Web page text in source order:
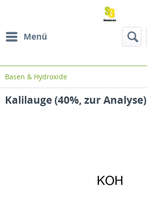
Menü
Basen & Hydroxide
Kalilauge (40%, zur Analyse)